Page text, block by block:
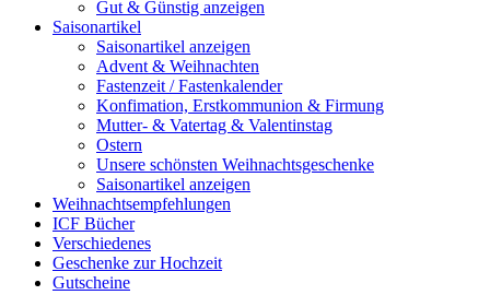
Gut & Günstig anzeigen
Saisonartikel
Saisonartikel anzeigen
Advent & Weihnachten
Fastenzeit / Fastenkalender
Konfimation, Erstkommunion & Firmung
Mutter- & Vatertag & Valentinstag
Ostern
Unsere schönsten Weihnachtsgeschenke
Saisonartikel anzeigen
Weihnachtsempfehlungen
ICF Bücher
Verschiedenes
Geschenke zur Hochzeit
Gutscheine